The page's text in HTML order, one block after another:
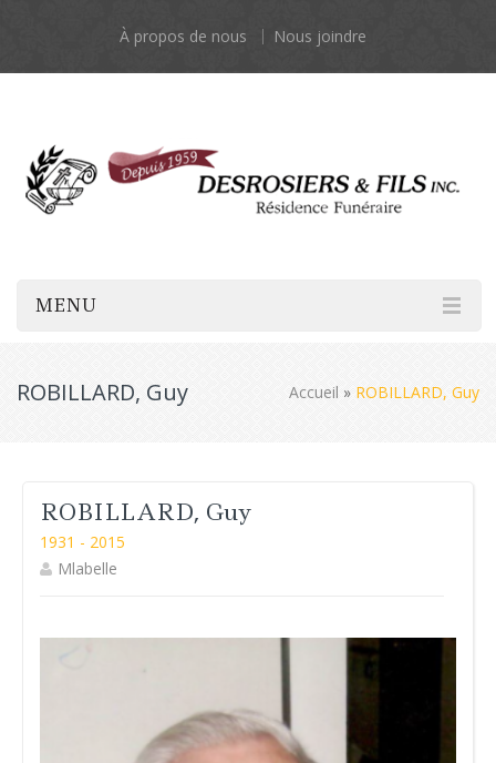
À propos de nous Nous joindre
MENU
ROBILLARD, Guy Accueil » ROBILLARD, Guy
ROBILLARD, Guy
1931 - 2015
Mlabelle